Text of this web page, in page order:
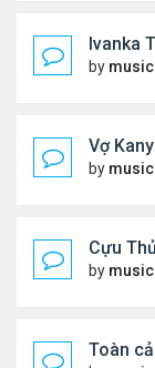
Ivanka
by
Vợ
by
Cựu
by
Toàn